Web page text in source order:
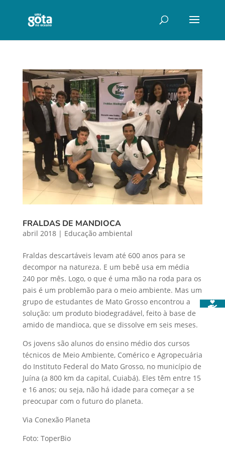
FRALDAS DE MANDIOCA
abril 2018| Educação ambiental
Fraldas descartáveis levam até 600 anos para se
decompor na natureza. E um bebê usa em média
240 por mês. Logo, o que é uma mão na roda para os
pais é um problemão para o meio ambiente. Mas um
grupo de estudantes de Mato Grosso encontrou a
solução: um produto biodegradável, feito à base de
amido de mandioca, que se dissolve em seis meses.
Os jovens são alunos do ensino médio dos cursos
técnicos de Meio Ambiente, Comérico e Agropecuária
do Instituto Federal do Mato Grosso, no município de
Juína (a 800 km da capital, Cuiabá). Eles têm entre 15
e 16 anos; ou seja, não há idade para começar a se
preocupar com o futuro do planeta.
Via Conexão Planeta
Foto: ToperBio